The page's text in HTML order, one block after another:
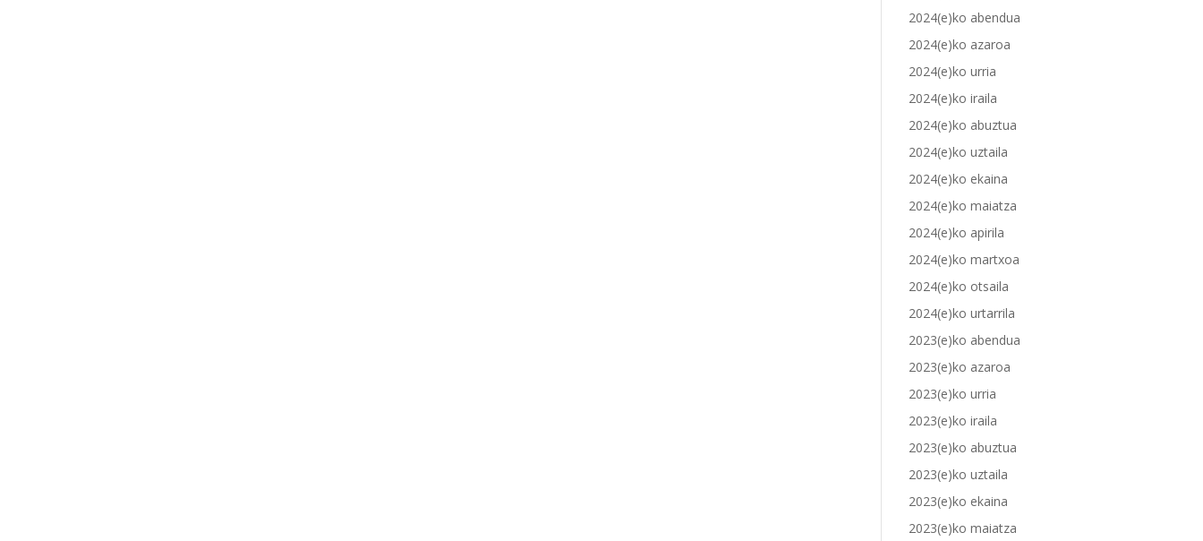
2024(e)ko abendua
2024(e)ko azaroa
2024(e)ko urria
2024(e)ko iraila
2024(e)ko abuztua
2024(e)ko uztaila
2024(e)ko ekaina
2024(e)ko maiatza
2024(e)ko apirila
2024(e)ko martxoa
2024(e)ko otsaila
2024(e)ko urtarrila
2023(e)ko abendua
2023(e)ko azaroa
2023(e)ko urria
2023(e)ko iraila
2023(e)ko abuztua
2023(e)ko uztaila
2023(e)ko ekaina
2023(e)ko maiatza